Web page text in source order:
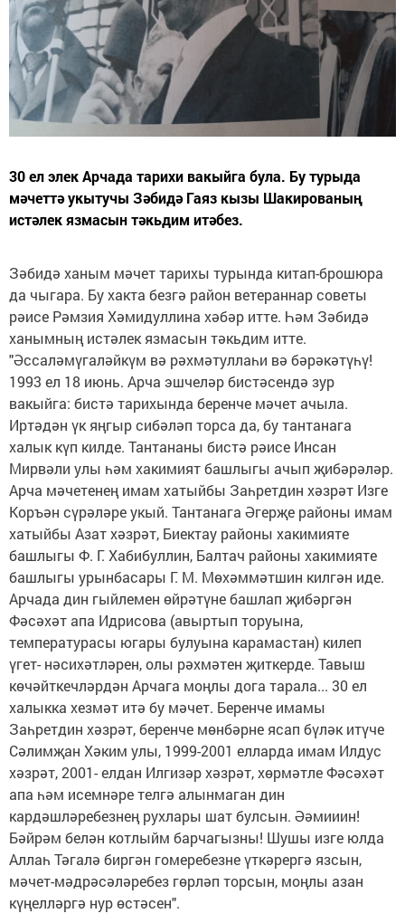
30 ел элек Арчада тарихи вакыйга була. Бу турыда
мәчеттә укытучы Зәбидә Гаяз кызы Шакированың
истәлек язмасын тәкьдим итәбез.
Зәбидә ханым мәчет тарихы турында китап-брошюра
да чыгара. Бу хакта безгә район ветераннар советы
рәисе Рәмзия Хәмидуллина хәбәр итте. Һәм Зәбидә
ханымның истәлек язмасын тәкьдим итте.
"Әссаләмүгаләйкүм вә рәхмәтуллаһи вә бәрәкәтүһү!
1993 ел 18 июнь. Арча эшчеләр бистәсендә зур
вакыйга: бистә тарихында беренче мәчет ачыла.
Иртәдән үк яңгыр сибәләп торса да, бу тантанага
халык күп килде. Тантананы бистә рәисе Инсан
Мирвәли улы һәм хакимият башлыгы ачып җибәрәләр.
Арча мәчетенең имам хатыйбы Заһретдин хәзрәт Изге
Коръән сүрәләре укый. Тантанага Әгерҗе районы имам
хатыйбы Азат хәзрәт, Биектау районы хакимияте
башлыгы Ф. Г. Хабибуллин, Балтач районы хакимияте
башлыгы урынбасары Г. М. Мөхәммәтшин килгән иде.
Арчада дин гыйлемен өйрәтүне башлап җибәргән
Фәсәхәт апа Идрисова (авыртып торуына,
температурасы югары булуына карамастан) килеп
үгет- нәсихәтләрен, олы рәхмәтен җиткерде. Тавыш
көчәйткечләрдән Арчага моңлы дога тарала... 30 ел
халыкка хезмәт итә бу мәчет. Беренче имамы
Заһретдин хәзрәт, беренче мөнбәрне ясап бүләк итүче
Сәлимҗан Хәким улы, 1999-2001 елларда имам Илдус
хәзрәт, 2001- елдан Илгизәр хәзрәт, хөрмәтле Фәсәхәт
апа һәм исемнәре телгә алынмаган дин
кардәшләребезнең рухлары шат булсын. Әәмииин!
Бәйрәм белән котлыйм барчагызны! Шушы изге юлда
Аллаһ Тәгалә биргән гомеребезне үткәрергә язсын,
мәчет-мәдрәсәләребез гөрләп торсын, моңлы азан
күңелләргә нур өстәсен".